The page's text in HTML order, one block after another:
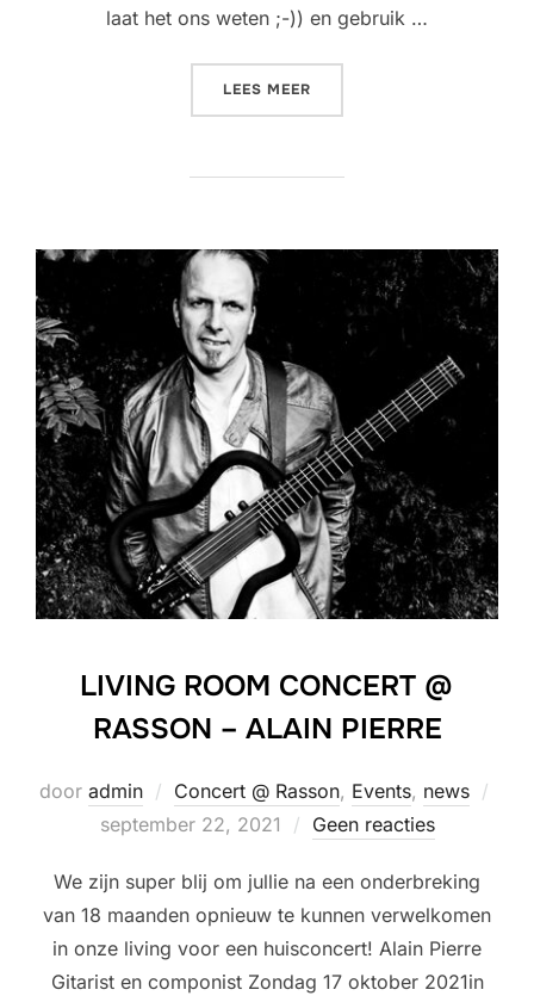
laat het ons weten ;-)) en gebruik …
LEES MEER
LIVING ROOM CONCERT @
RASSON – ALAIN PIERRE
door admin Concert @ Rasson, Events, news
september 22, 2021 Geen reacties
We zijn super blij om jullie na een onderbreking
van 18 maanden opnieuw te kunnen verwelkomen
in onze living voor een huisconcert! Alain Pierre
Gitarist en componist Zondag 17 oktober 2021in